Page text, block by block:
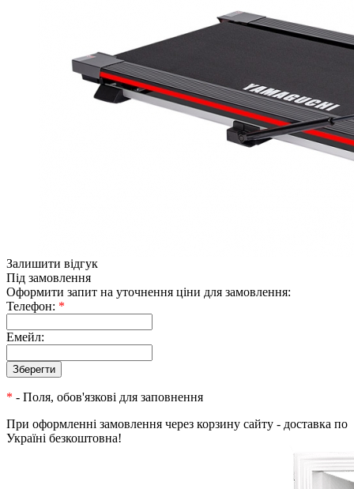
Залишити відгук
Під замовлення
Оформити запит на уточнення ціни для замовлення:
Телефон: *
Емейл:
* - Поля, обов'язкові для заповнення
При оформленні замовлення через корзину сайту - доставка по
Україні безкоштовна!